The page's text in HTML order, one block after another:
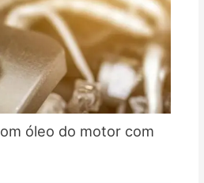
óleo do motor com